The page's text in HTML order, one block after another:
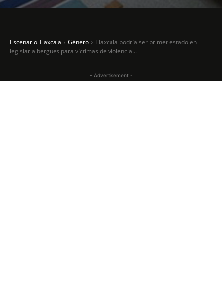
Escenario Tlaxcala Género
Tlaxcala podría ser primer estado en
legislar albergues para víctimas de violencia...
- Advertisement -